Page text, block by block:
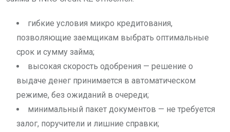
гибкие условия микро кредитования,
позволяющие заемщикам выбрать оптимальные
срок и сумму займа;
высокая скорость одобрения — решение о
выдаче денег принимается в автоматическом
режиме, без ожиданий в очереди;
минимальный пакет документов — не требуется
залог, поручители и лишние справки;